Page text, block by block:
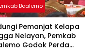
Boalemo
Pemanjat Kelapa
Nelayan, Pemkab
Godok Perda